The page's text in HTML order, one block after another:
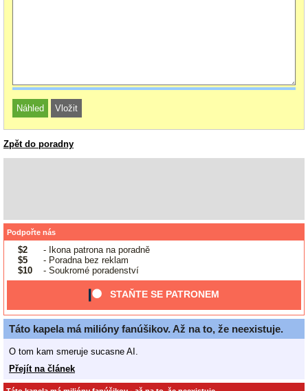
Zpět do poradny
Podpořte nás
$2
- Ikona patrona na poradně
$5
- Poradna bez reklam
$10
- Soukromé poradenství
STAŇTE SE PATRONEM
Táto kapela má milióny fanúšikov. Až na to, že neexistuje.
O tom kam smeruje sucasne AI.
Přejít na článek